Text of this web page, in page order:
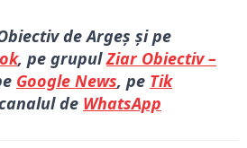
de Argeș și pe
, pe grupulZiar Obiectiv –
Google News, pe Tik
de WhatsApp